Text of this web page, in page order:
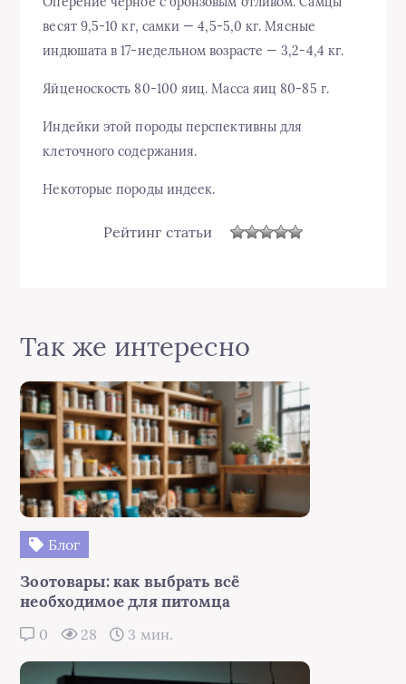
весят 9,5-10 кг, самки — 4,5-5,0 кг. Мясные
индюшата в 17-недельном возрасте — 3,2-4,4 кг.
Яйценоскость 80-100 яиц. Масса яиц 80-85 г.
Индейки этой породы перспективны для
клеточного содержания.
Некоторые породы индеек.
Рейтинг статьи
Так же интересно
Блог
Зоотовары: как выбрать всё
необходимое для питомца
0 28 3 мин.